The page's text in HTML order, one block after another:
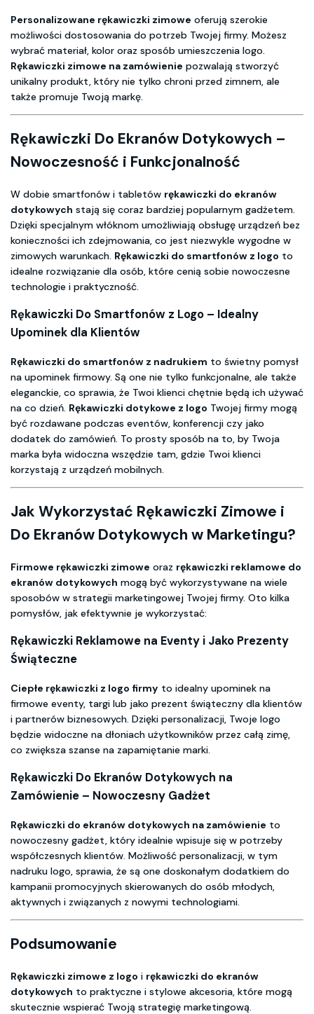
Personalizowane rękawiczki zimowe oferują szerokie
możliwości dostosowania do potrzeb Twojej firmy. Możesz
wybrać materiał, kolor oraz sposób umieszczenia logo.
Rękawiczki zimowe na zamówienie pozwalają stworzyć
unikalny produkt, który nie tylko chroni przed zimnem, ale
także promuje Twoją markę.
Rękawiczki Do Ekranów Dotykowych –
Nowoczesność i Funkcjonalność
W dobie smartfonów i tabletów rękawiczki do ekranów
dotykowych stają się coraz bardziej popularnym gadżetem.
Dzięki specjalnym włóknom umożliwiają obsługę urządzeń bez
konieczności ich zdejmowania, co jest niezwykle wygodne w
zimowych warunkach. Rękawiczki do smartfonów z logo to
idealne rozwiązanie dla osób, które cenią sobie nowoczesne
technologie i praktyczność.
Rękawiczki Do Smartfonów z Logo – Idealny
Upominek dla Klientów
Rękawiczki do smartfonów z nadrukiem to świetny pomysł
na upominek firmowy. Są one nie tylko funkcjonalne, ale także
eleganckie, co sprawia, że Twoi klienci chętnie będą ich używać
na co dzień. Rękawiczki dotykowe z logo Twojej firmy mogą
być rozdawane podczas eventów, konferencji czy jako
dodatek do zamówień. To prosty sposób na to, by Twoja
marka była widoczna wszędzie tam, gdzie Twoi klienci
korzystają z urządzeń mobilnych.
Jak Wykorzystać Rękawiczki Zimowe i
Do Ekranów Dotykowych w Marketingu?
Firmowe rękawiczki zimowe oraz rękawiczki reklamowe do
ekranów dotykowych mogą być wykorzystywane na wiele
sposobów w strategii marketingowej Twojej firmy. Oto kilka
pomysłów, jak efektywnie je wykorzystać:
Rękawiczki Reklamowe na Eventy i Jako Prezenty
Świąteczne
Ciepłe rękawiczki z logo firmy to idealny upominek na
firmowe eventy, targi lub jako prezent świąteczny dla klientów
i partnerów biznesowych. Dzięki personalizacji, Twoje logo
będzie widoczne na dłoniach użytkowników przez całą zimę,
co zwiększa szanse na zapamiętanie marki.
Rękawiczki Do Ekranów Dotykowych na
Zamówienie – Nowoczesny Gadżet
Rękawiczki do ekranów dotykowych na zamówienie to
nowoczesny gadżet, który idealnie wpisuje się w potrzeby
współczesnych klientów. Możliwość personalizacji, w tym
nadruku logo, sprawia, że są one doskonałym dodatkiem do
kampanii promocyjnych skierowanych do osób młodych,
aktywnych i związanych z nowymi technologiami.
Podsumowanie
Rękawiczki zimowe z logo i rękawiczki do ekranów
dotykowych to praktyczne i stylowe akcesoria, które mogą
skutecznie wspierać Twoją strategię marketingową.